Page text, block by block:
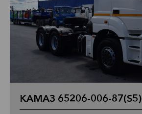
КАМАЗ 65206-006-87(S5)